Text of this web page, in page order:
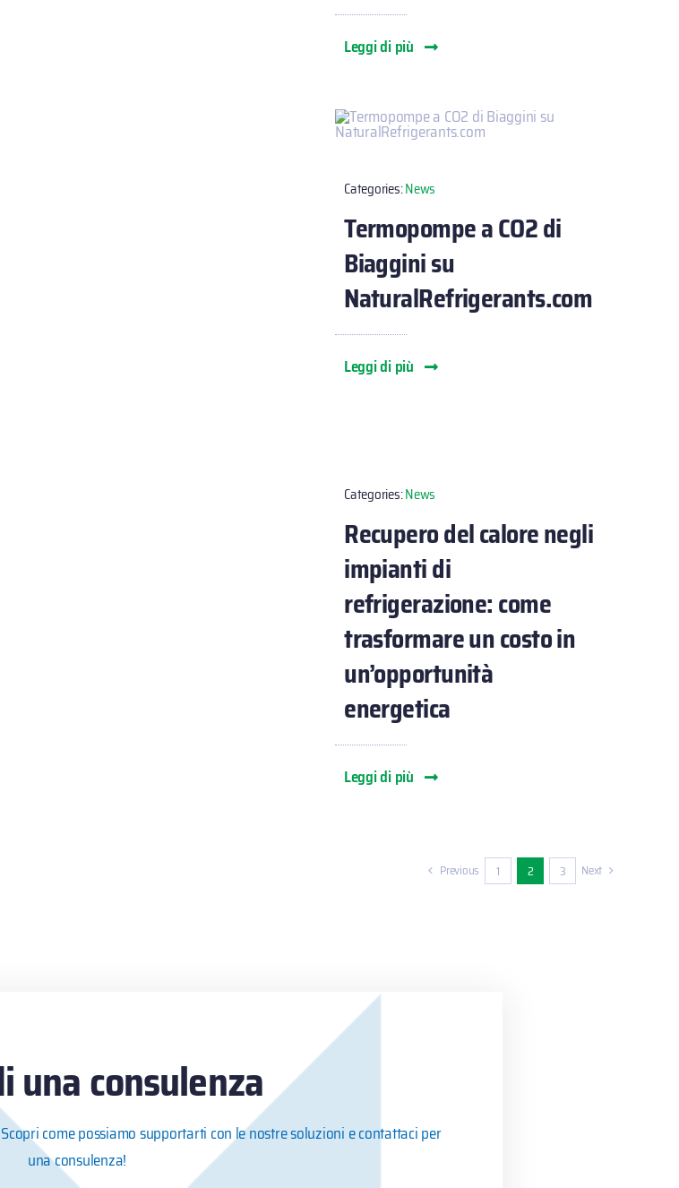
Leggi di più
Categories:News
Termopompe a CO2 di
Biaggini su
NaturalRefrigerants.com
Leggi di più
Categories:News
Recupero del calore negli
impianti di
refrigerazione: come
trasformare un costo in
un’opportunità
energetica
Leggi di più
Previous 1 2 3 Next
una consulenza
come possiamo supportarti con le nostre soluzioni e contattaci per
una consulenza!